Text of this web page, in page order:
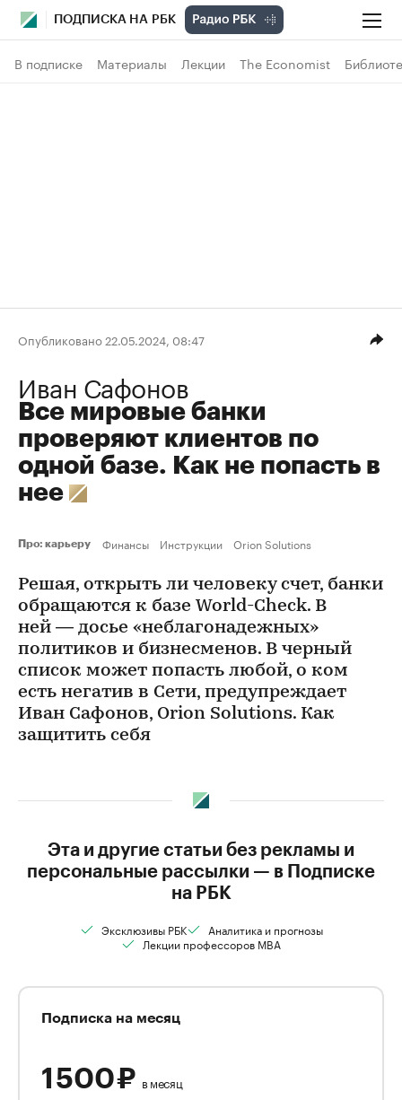
ПОДПИСКА НА РБК
В подписке Материалы Лекции The Economist
Опубликовано 22.05.2024, 08:47
Иван Сафонов
Все мировые банки
проверяют клиентов по
одной базе. Как не попасть в
нее
Про: карьеру Финансы Инструкции Orion Solutions
Решая, открыть ли человеку счет, банки
обращаются к базе World-Check. В
ней — досье «неблагонадежных»
политиков и бизнесменов. В черный
список может попасть любой, о ком
есть негатив в Сети, предупреждает
Иван Сафонов, Orion Solutions. Как
защитить себя
Эта и другие статьи без рекламы и
персональные рассылки — в Подписке
на РБК
Эксклюзивы РБК
Аналитика и прогнозы
Лекции профессоров MBA
Подписка на месяц
1 500 ₽ в месяц